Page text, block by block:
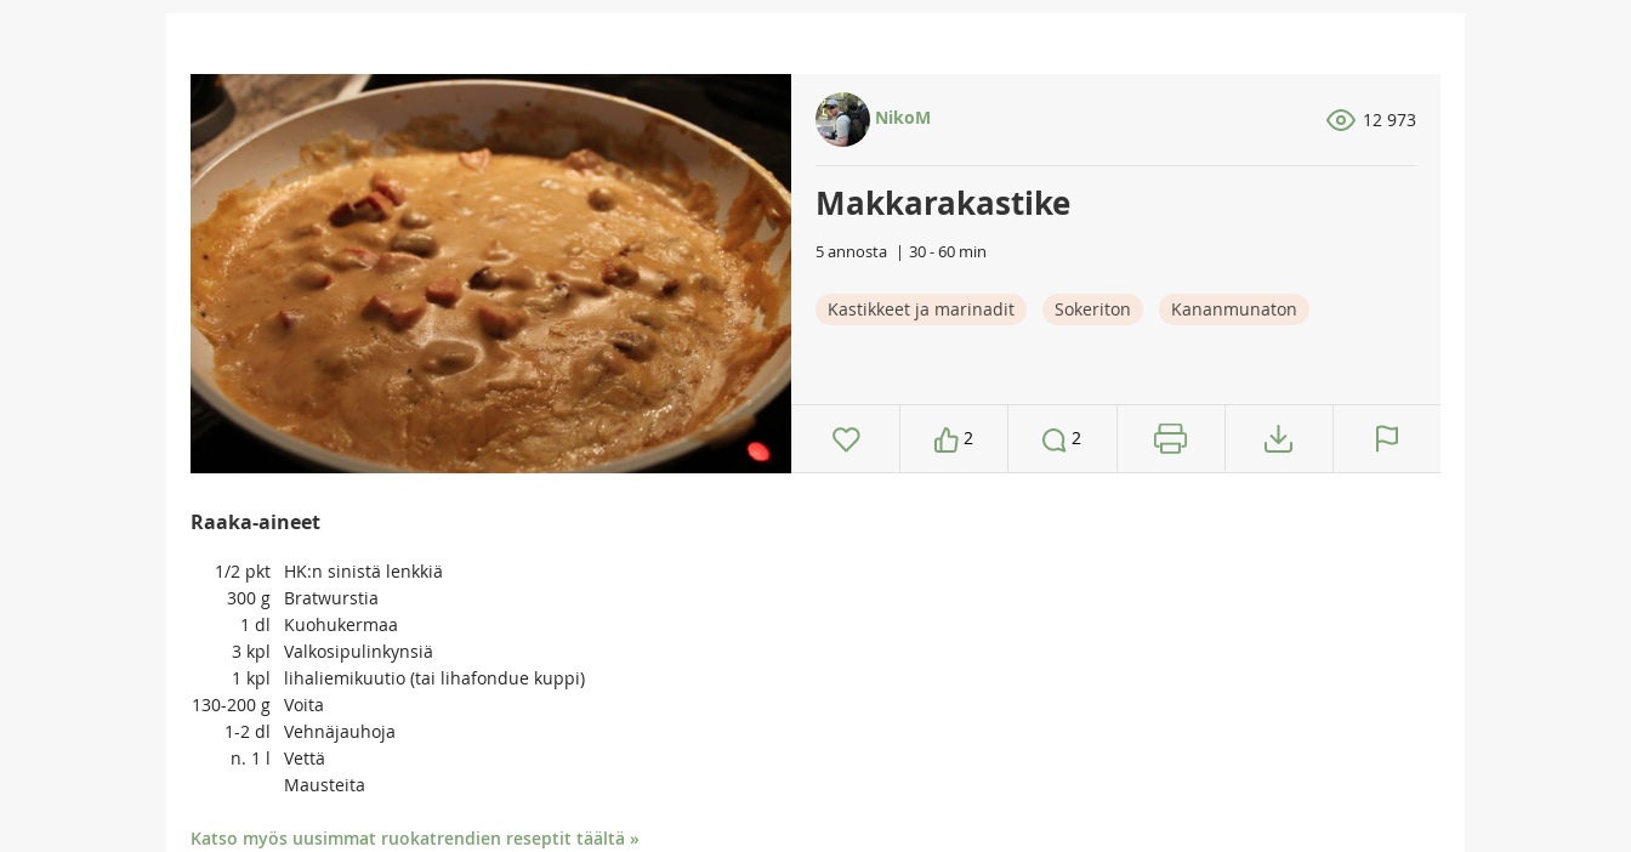
NikoM 12 973
Makkarakastike
5 annosta 30 - 60 min
Kastikkeet ja marinadit Sokeriton Kananmunaton
2 2
Raaka-aineet
1/2 pkt
HK:n sinistä lenkkiä
300 g
Bratwurstia
1 dl
Kuohukermaa
3 kpl
Valkosipulinkynsiä
1 kpl
lihaliemikuutio (tai lihafondue kuppi)
130-200 g Voita
1-2 dl
Vehnäjauhoja
n. 1 l
Vettä
Mausteita
Katso myös uusimmat ruokatrendien reseptit täältä »